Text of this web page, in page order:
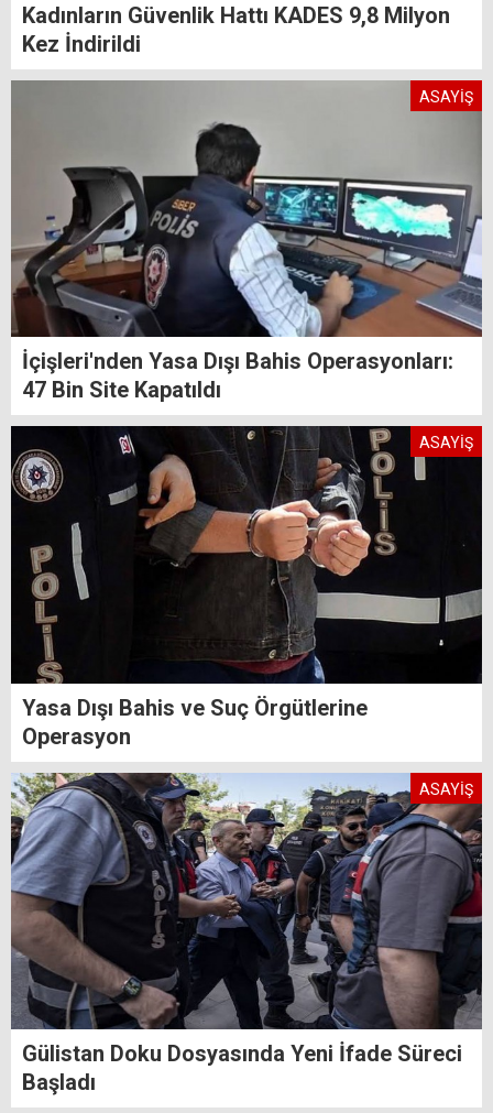
Kadınların Güvenlik Hattı KADES 9,8 Milyon
Kez İndirildi
ASAYİŞ
İçişleri'nden Yasa Dışı Bahis Operasyonları:
47 Bin Site Kapatıldı
ASAYİŞ
Yasa Dışı Bahis ve Suç Örgütlerine
Operasyon
ASAYİŞ
Gülistan Doku Dosyasında Yeni İfade Süreci
Başladı